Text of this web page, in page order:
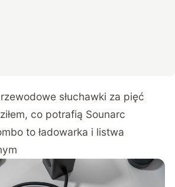
słuchawki za pięć
co potrafią Sounarc
to ładowarka i listwa